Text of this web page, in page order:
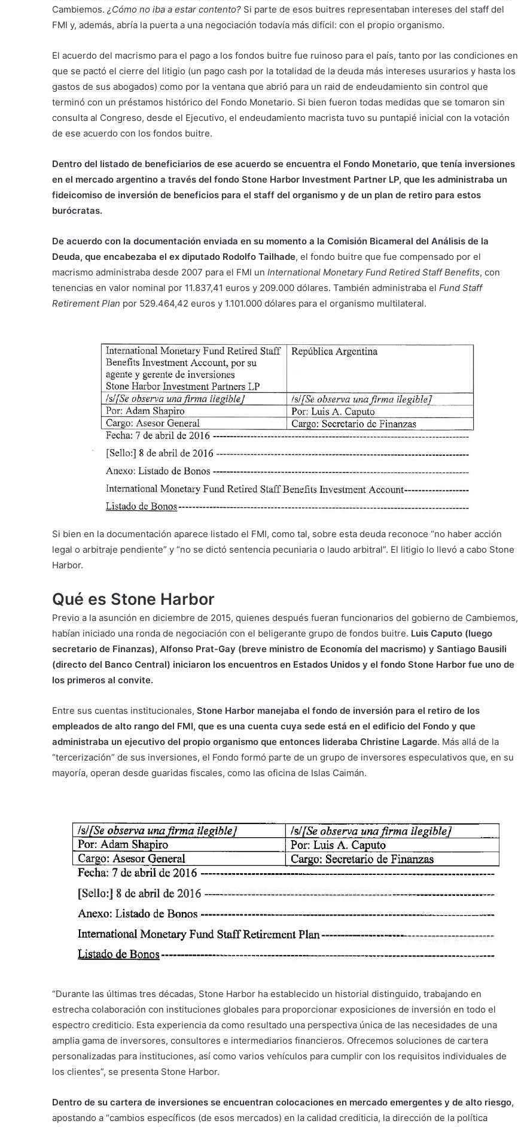
Cambiemos. ¿Cómo no iba a estar contento? Si parte de esos buitres representaban intereses del staff del
FMI y, además, abría la puerta a una negociación todavía más difícil: con el propio organismo.
El acuerdo del macrismo para el pago a los fondos buitre fue ruinoso para el país, tanto por las condiciones en
que se pactó el cierre del litigio (un pago cash por la totalidad de la deuda más intereses usurarios y hasta los
gastos de sus abogados) como por la ventana que abrió para un raid de endeudamiento sin control que
terminó con un préstamos histórico del Fondo Monetario. Si bien fueron todas medidas que se tomaron sin
consulta al Congreso, desde el Ejecutivo, el endeudamiento macrista tuvo su puntapié inicial con la votación
de ese acuerdo con los fondos buitre.
Dentro del listado de beneficiarios de ese acuerdo se encuentra el Fondo Monetario, que tenía inversiones
en el mercado argentino a través del fondo Stone Harbor Investment Partner LP, que les administraba un
fideicomiso de inversión de beneficios para el staff del organismo y de un plan de retiro para estos
burócratas.
De acuerdo con la documentación enviada en su momento a la Comisión Bicameral del Análisis de la
Deuda, que encabezaba el ex diputado Rodolfo Tailhade, el fondo buitre que fue compensado por el
macrismo administraba desde 2007 para el FMI un International Monetary Fund Retired Staff Benefits, con
tenencias en valor nominal por 11.837,41 euros y 209.000 dólares. También administraba el Fund Staff
Retirement Plan por 529.464,42 euros y 1.101.000 dólares para el organismo multilateral.
Si bien en la documentación aparece listado el FMI, como tal, sobre esta deuda reconoce “no haber acción
legal o arbitraje pendiente” y “no se dictó sentencia pecuniaria o laudo arbitral”. El litigio lo llevó a cabo Stone
Harbor.
Qué es Stone Harbor
Previo a la asunción en diciembre de 2015, quienes después fueran funcionarios del gobierno de Cambiemos,
habían iniciado una ronda de negociación con el beligerante grupo de fondos buitre. Luis Caputo (luego
secretario de Finanzas), Alfonso Prat-Gay (breve ministro de Economía del macrismo) y Santiago Bausili
(directo del Banco Central) iniciaron los encuentros en Estados Unidos y el fondo Stone Harbor fue uno de
los primeros al convite.
Entre sus cuentas institucionales, Stone Harbor manejaba el fondo de inversión para el retiro de los
empleados de alto rango del FMI, que es una cuenta cuya sede está en el edificio del Fondo y que
administraba un ejecutivo del propio organismo que entonces lideraba Christine Lagarde. Más allá de la
“tercerización” de sus inversiones, el Fondo formó parte de un grupo de inversores especulativos que, en su
mayoría, operan desde guaridas fiscales, como las oficina de Islas Caimán.
“Durante las últimas tres décadas, Stone Harbor ha establecido un historial distinguido, trabajando en
estrecha colaboración con instituciones globales para proporcionar exposiciones de inversión en todo el
espectro crediticio. Esta experiencia da como resultado una perspectiva única de las necesidades de una
amplia gama de inversores, consultores e intermediarios financieros. Ofrecemos soluciones de cartera
personalizadas para instituciones, así como varios vehículos para cumplir con los requisitos individuales de
los clientes”, se presenta Stone Harbor.
Dentro de su cartera de inversiones se encuentran colocaciones en mercado emergentes y de alto riesgo,
apostando a “cambios específicos (de esos mercados) en la calidad crediticia, la dirección de la política